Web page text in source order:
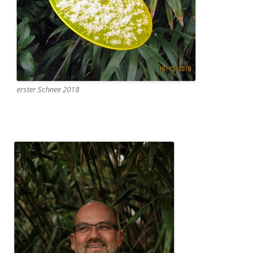
erster Schnee 2018